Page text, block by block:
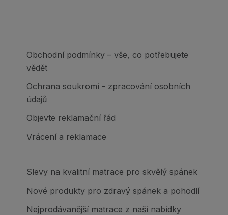
Obchodní podmínky – vše, co potřebujete
vědět
Ochrana soukromí - zpracování osobních
údajů
Objevte reklamační řád
Vrácení a reklamace
Slevy na kvalitní matrace pro skvělý spánek
Nové produkty pro zdravý spánek a pohodlí
Nejprodávanější matrace z naší nabídky